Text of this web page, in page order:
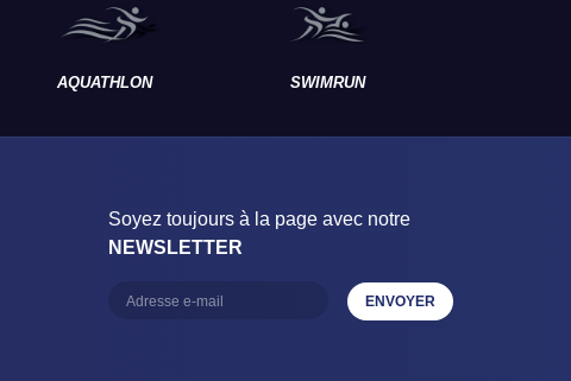
AQUATHLON SWIMRUN
Soyez toujours à la page avec notre
NEWSLETTER